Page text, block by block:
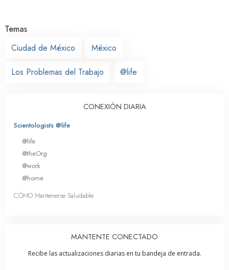
Temas
Ciudad de México
México
Los Problemas del Trabajo @life
CONEXIÓN DIARIA
Scientologists @life
@life
@theOrg
@work
@home
CÓMO Mantenerse Saludable
MANTENTE CONECTADO
Recibe las actualizaciones diarias en tu bandeja de entrada.